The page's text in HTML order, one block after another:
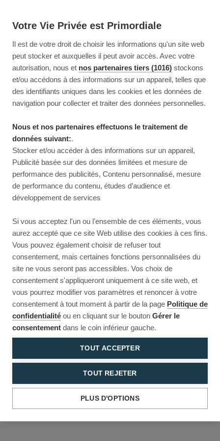
Votre Vie Privée est Primordiale
Il est de votre droit de choisir les informations qu'un site web
peut stocker et auxquelles il peut avoir accès. Avec votre
autorisation, nous et nos partenaires tiers (1016) stockons
et/ou accédons à des informations sur un appareil, telles que
des identifiants uniques dans les cookies et les données de
navigation pour collecter et traiter des données personnelles.
Nous et nos partenaires effectuons le traitement de
données suivant:.
Stocker et/ou accéder à des informations sur un appareil,
Publicité basée sur des données limitées et mesure de
performance des publicités, Contenu personnalisé, mesure
de performance du contenu, études d’audience et
développement de services
Si vous acceptez l'un ou l'ensemble de ces éléments, vous
aurez accepté que ce site Web utilise des cookies à ces fins.
Vous pouvez également choisir de refuser tout
consentement, mais certaines fonctions personnalisées du
site ne vous seront pas accessibles. Vos choix de
consentement s'appliqueront uniquement à ce site web, et
vous pourrez modifier vos paramètres et renoncer à votre
consentement à tout moment à partir de la page Politique de
confidentialité ou en cliquant sur le bouton Gérer le
consentement dans le coin inférieur gauche.
TOUT ACCEPTER
TOUT REJETER
PLUS D'OPTIONS
Reload to try again, or go back.
Reload Back